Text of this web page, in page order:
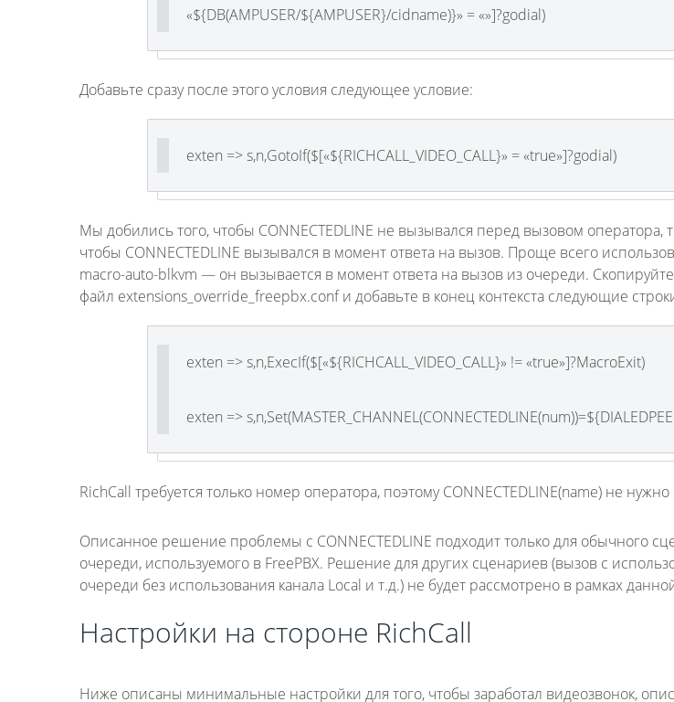
«${DB(AMPUSER/${AMPUSER}/cidname)}» = «»]?godial)
Добавьте сразу после этого условия следующее условие:
exten => s,n,GotoIf($[«${RICHCALL_VIDEO_CALL}» = «true»]?godial)
Мы добились того, чтобы CONNECTEDLINE не вызывался перед вызовом оператора,
чтобы CONNECTEDLINE вызывался в момент ответа на вызов. Проще всего
macro-auto-blkvm — он вызывается в момент ответа на вызов из очереди.
файл extensions_override_freepbx.conf и добавьте в конец контекста следующие
exten => s,n,ExecIf($[«${RICHCALL_VIDEO_CALL}» != «true»]?MacroExit)
exten =>
RichCall требуется только номер оператора, поэтому CONNECTEDLINE(name) не
Описанное решение проблемы с CONNECTEDLINE подходит только для обычного
очереди, используемого в FreePBX. Решение для других сценариев (вызов с
очереди без использования канала Local и т.д.) не будет рассмотрено в рамках
Настройки на стороне RichCall
Ниже описаны минимальные настройки для того, чтобы заработал видеозвонок,